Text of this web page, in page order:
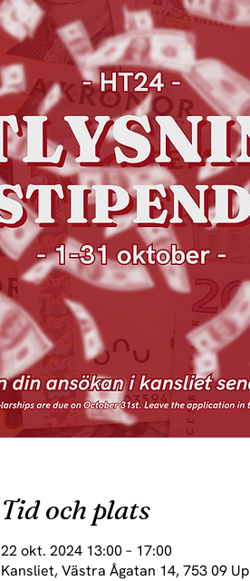
Tid och plats
22 okt. 2024 13:00 – 17:00
Kansliet, Västra Ågatan 14, 753 09